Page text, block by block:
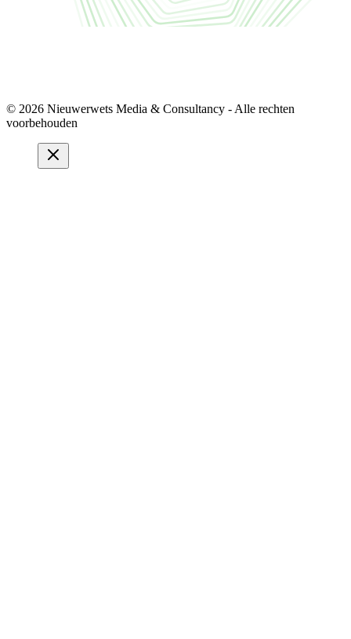
© 2026 Nieuwerwets Media & Consultancy - Alle rechten
voorbehouden